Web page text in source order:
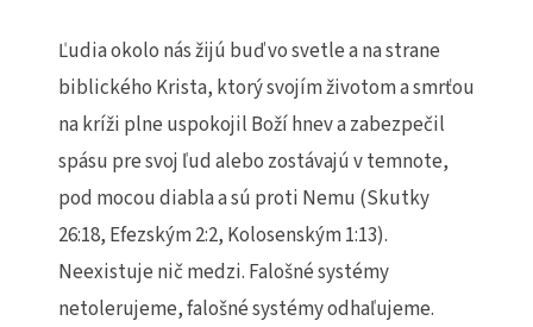
Ľudia okolo nás žijú buď vo svetle a na strane
biblického Krista, ktorý svojím životom a smrťou
na kríži plne uspokojil Boží hnev a zabezpečil
spásu pre svoj ľud alebo zostávajú v temnote,
pod mocou diabla a sú proti Nemu (Skutky
26:18, Efezským 2:2, Kolosenským 1:13).
Neexistuje nič medzi. Falošné systémy
netolerujeme, falošné systémy odhaľujeme.